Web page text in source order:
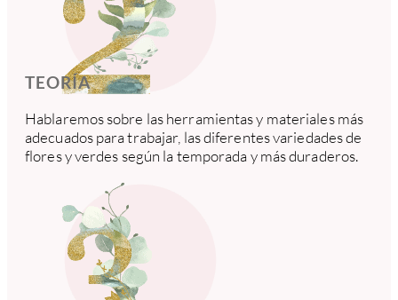
TEORÍA
Hablaremos sobre las herramientas y materiales más
adecuados para trabajar, las diferentes variedades de
flores y verdes según la temporada y más duraderos.